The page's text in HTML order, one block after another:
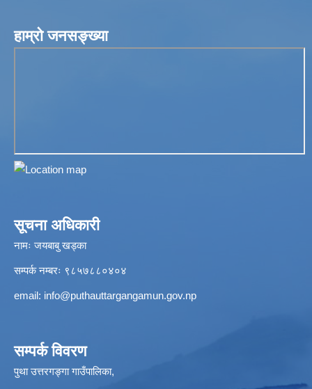
हाम्रो जनसङ्ख्या
सूचना अधिकारी
नामः जयबाबु खड्का
सम्पर्क नम्बरः ९८५७८८०४०४
email: info@puthauttargangamun.gov.np
सम्पर्क विवरण
पुथा उत्तरगङ्गा गाउँपालिका,